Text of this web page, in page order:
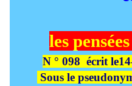
les
N ° 098 écrit
Sous le